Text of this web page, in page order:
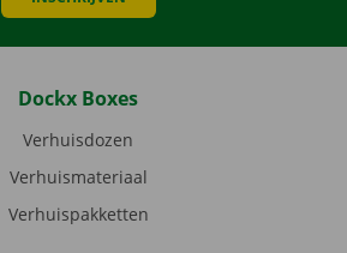
Dockx Boxes
Verhuisdozen
Verhuismateriaal
Verhuispakketten